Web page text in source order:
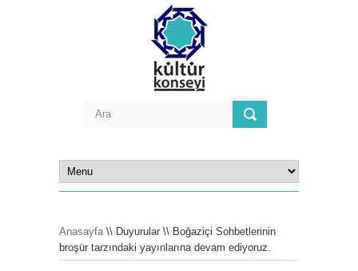
Anasayfa\\ Duyurular \\ Boğaziçi Sohbetlerinin
broşür tarzındaki yayınlarına devam ediyoruz.